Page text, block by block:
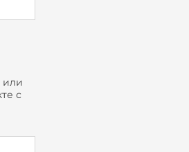
или
с